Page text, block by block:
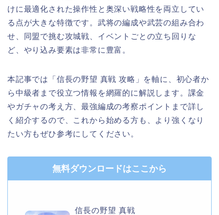
けに最適化された操作性と奥深い戦略性を両立してい
る点が大きな特徴です。武将の編成や武芸の組み合わ
せ、同盟で挑む攻城戦、イベントごとの立ち回りな
ど、やり込み要素は非常に豊富。
本記事では「信長の野望 真戦 攻略」を軸に、初心者か
ら中級者まで役立つ情報を網羅的に解説します。課金
やガチャの考え方、最強編成の考察ポイントまで詳し
く紹介するので、これから始める方も、より強くなり
たい方もぜひ参考にしてください。
無料ダウンロードはここから
信長の野望 真戦